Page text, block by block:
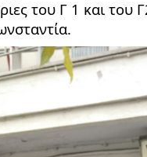
του Γ 1 και του